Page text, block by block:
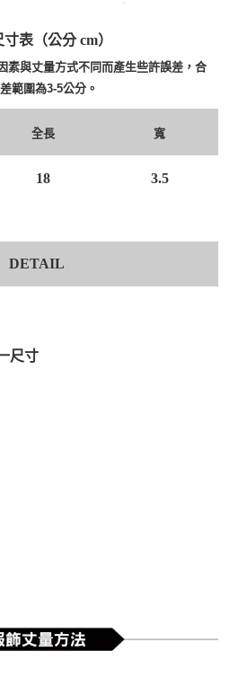
表（公分 cm）
素與丈量方式不同而產生些許誤差，合
範圍為3-5公分。
全長 寬
18 3.5
DETAIL
尺寸